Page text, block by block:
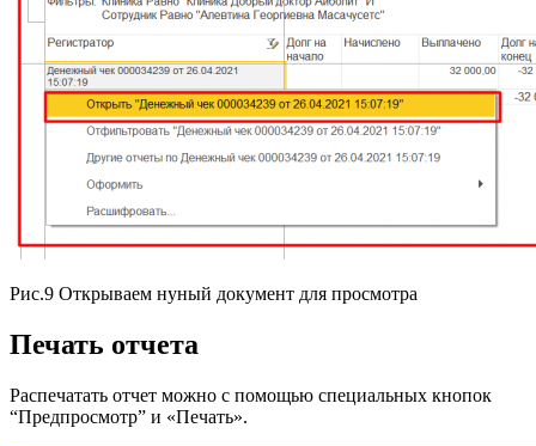
Рис.9 Открываем нуный документ для просмотра
Печать отчета
Распечатать отчет можно с помощью специальных кнопок
“Предпросмотр” и «Печать».